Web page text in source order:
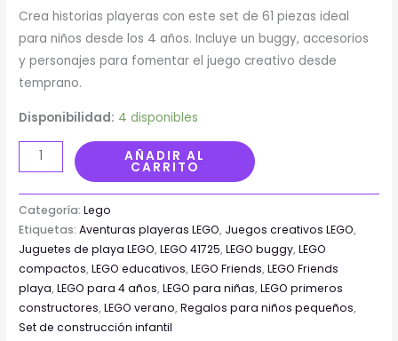
Crea historias playeras con este set de 61 piezas ideal
para niños desde los 4 años. Incluye un buggy, accesorios
y personajes para fomentar el juego creativo desde
temprano.
Disponibilidad: 4 disponibles
AÑADIR AL
CARRITO
Categoría:Lego
Etiquetas:Aventuras playeras LEGO, Juegos creativos LEGO,
Juguetes de playa LEGO,LEGO 41725,LEGO buggy,LEGO
compactos,LEGO educativos,LEGO Friends,LEGO Friends
playa,LEGO para 4 años,LEGO para niñas,LEGO primeros
constructores,LEGO verano,Regalos para niños pequeños,
Set de construcción infantil